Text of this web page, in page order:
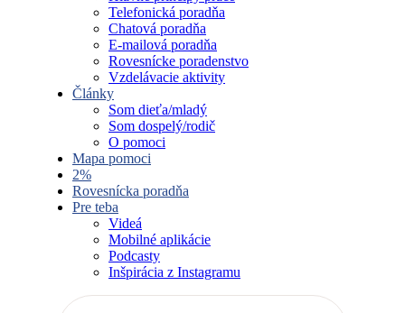
Telefonická poradňa
Chatová poradňa
E-mailová poradňa
Rovesnícke poradenstvo
Vzdelávacie aktivity
Články
Som dieťa/mladý
Som dospelý/rodič
O pomoci
Mapa pomoci
2%
Rovesnícka poradňa
Pre teba
Videá
Mobilné aplikácie
Podcasty
Inšpirácia z Instagramu